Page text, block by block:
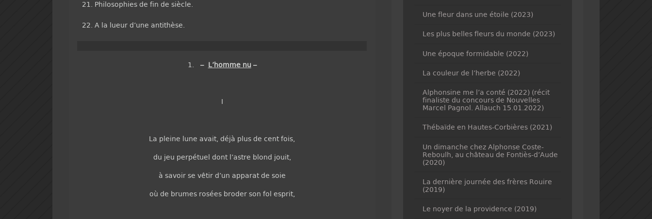
Philosophies de fin de siècle.
A la lueur d’une antithèse.
1. – L’homme nu–
I
La pleine lune avait, déjà plus de cent fois,
du jeu perpétuel dont l’astre blond jouit,
à savoir se vêtir d’un apparat de soie
où de brumes rosées broder son fol esprit,
Une fleur dans une étoile (2023)
Les plus belles fleurs du monde (2023)
Une époque formidable (2022)
La couleur de l’herbe (2022)
Alphonsine me l’a conté (2022) (récit
finaliste du concours de Nouvelles
Marcel Pagnol. Allauch 15.01.2022)
Thébaïde en Hautes-Corbières (2021)
Un dimanche chez Alphonse Coste-
Reboulh, au château de Fontiès-d’Aude
(2020)
La dernière journée des frères Rouire
(2019)
Le noyer de la providence (2019)